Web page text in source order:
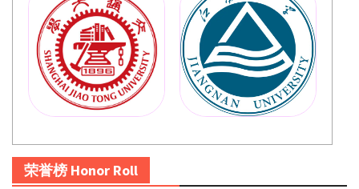
荣誉榜 Honor Roll